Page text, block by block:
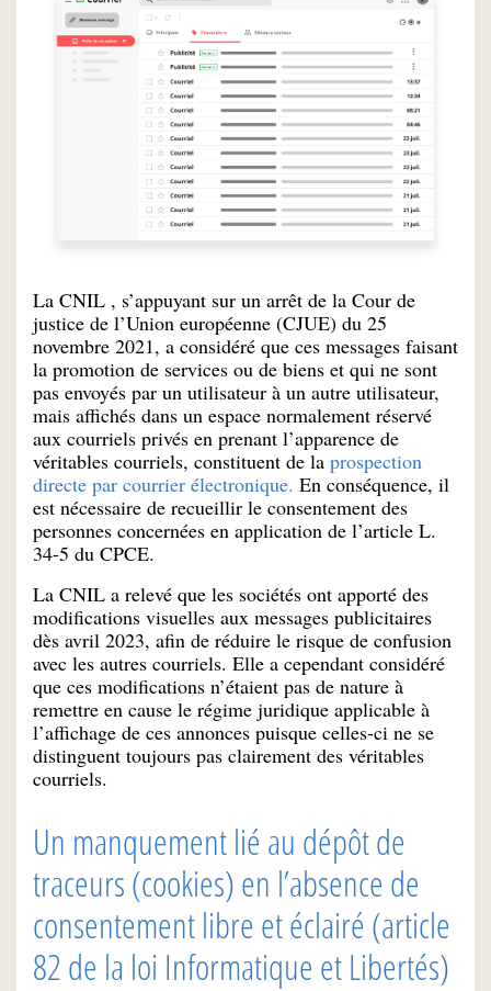
La CNIL , s’appuyant sur un arrêt de la Cour de
justice de l’Union européenne (CJUE) du 25
novembre 2021, a considéré que ces messages faisant
la promotion de services ou de biens et qui ne sont
pas envoyés par un utilisateur à un autre utilisateur,
mais affichés dans un espace normalement réservé
aux courriels privés en prenant l’apparence de
véritables courriels, constituent de la prospection
directe par courrier électronique. En conséquence, il
est nécessaire de recueillir le consentement des
personnes concernées en application de l’article L.
34-5 du CPCE.
La CNIL a relevé que les sociétés ont apporté des
modifications visuelles aux messages publicitaires
dès avril 2023, afin de réduire le risque de confusion
avec les autres courriels. Elle a cependant considéré
que ces modifications n’étaient pas de nature à
remettre en cause le régime juridique applicable à
l’affichage de ces annonces puisque celles-ci ne se
distinguent toujours pas clairement des véritables
courriels.
Un manquement lié au dépôt de
traceurs (cookies) en l’absence de
consentement libre et éclairé (article
82 de la loi Informatique et Libertés)